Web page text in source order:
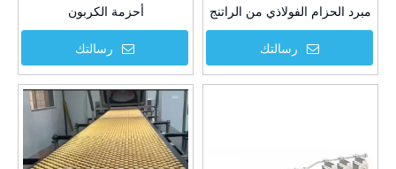
أحزمة الكربون
رسالتك
مبرد الحزام الفولاذي من الراتنج
رسالتك